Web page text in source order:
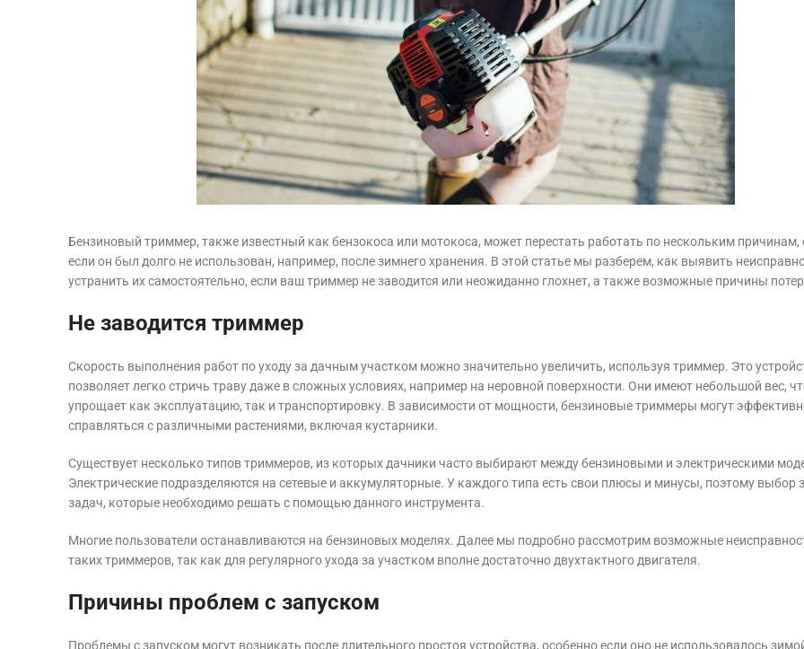
Бензиновый триммер, также известный как бензокоса или мотокоса, может перестать работать по нескольким причинам,
если он был долго не использован, например, после зимнего хранения. В этой статье мы разберем, как выявить
устранить их самостоятельно, если ваш триммер не заводится или неожиданно глохнет, а также возможные причины
Не заводится триммер
Скорость выполнения работ по уходу за дачным участком можно значительно увеличить, используя триммер. Это
позволяет легко стричь траву даже в сложных условиях, например на неровной поверхности. Они имеют небольшой вес,
упрощает как эксплуатацию, так и транспортировку. В зависимости от мощности, бензиновые триммеры могут
справляться с различными растениями, включая кустарники.
Существует несколько типов триммеров, из которых дачники часто выбирают между бензиновыми и электрическими
Электрические подразделяются на сетевые и аккумуляторные. У каждого типа есть свои плюсы и минусы, поэтому выбор
задач, которые необходимо решать с помощью данного инструмента.
Многие пользователи останавливаются на бензиновых моделях. Далее мы подробно рассмотрим возможные
таких триммеров, так как для регулярного ухода за участком вполне достаточно двухтактного двигателя.
Причины проблем с запуском
Проблемы с запуском могут возникать после длительного простоя устройства, особенно если оно не использовалось